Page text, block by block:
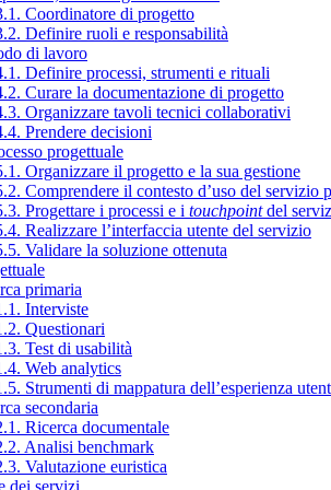
Coordinatore di progetto
Definire ruoli e responsabilità
di lavoro
Definire processi, strumenti e rituali
Curare la documentazione di progetto
Organizzare tavoli tecnici collaborativi
Prendere decisioni
progettuale
Organizzare il progetto e la sua gestione
Comprendere il contesto d’uso del servizio
Progettare i processi e i touchpointdel
Realizzare l’interfaccia utente del servizio
Validare la soluzione ottenuta
primaria
Interviste
Questionari
Test di usabilità
Web analytics
Strumenti di mappatura dell’esperienza
secondaria
Ricerca documentale
Analisi benchmark
Valutazione euristica
dei servizi